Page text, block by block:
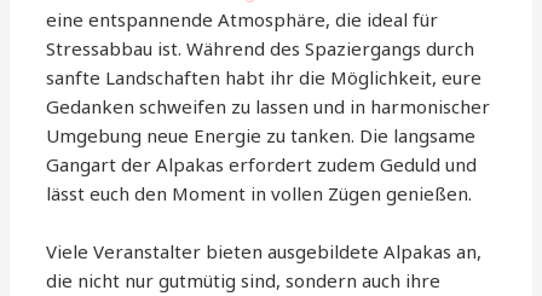
eine entspannende Atmosphäre, die ideal für
Stressabbau ist. Während des Spaziergangs durch
sanfte Landschaften habt ihr die Möglichkeit, eure
Gedanken schweifen zu lassen und in harmonischer
Umgebung neue Energie zu tanken. Die langsame
Gangart der Alpakas erfordert zudem Geduld und
lässt euch den Moment in vollen Zügen genießen.
Viele Veranstalter bieten ausgebildete Alpakas an,
die nicht nur gutmütig sind, sondern auch ihre